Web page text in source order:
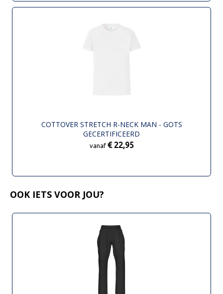
COTTOVER STRETCH R-NECK MAN - GOTS
GECERTIFICEERD
vanaf € 22,95
OOK IETS VOOR JOU?